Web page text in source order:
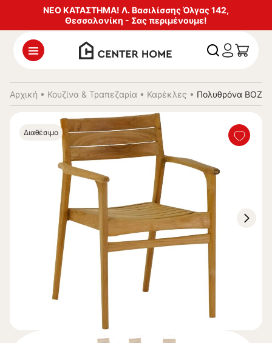
ΝΕΟ ΚΑΤΑΣΤΗΜΑ! Λ. Βασιλίσσης Όλγας 142,
Θεσσαλονίκη - Σας περιμένουμε!
Αρχική • Κουζίνα & Τραπεζαρία • Καρέκλες • Πολυθρόνα
Διαθέσιμο